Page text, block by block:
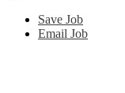
Save Job
Email Job